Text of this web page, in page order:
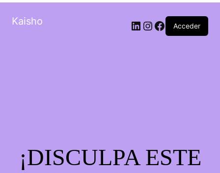
Kaisho LinkedIn Instagram Facebook Acceder
¡DISCULPA ESTE